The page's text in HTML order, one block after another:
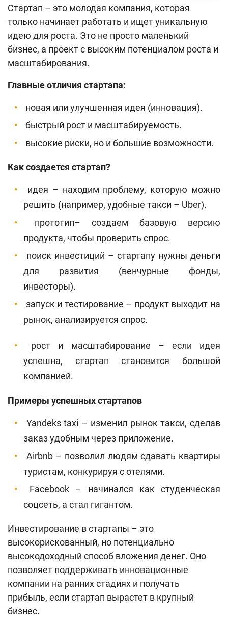
Исламское финансирование
Учебные материалы
Проекты
Интерактивные услуги
Фотогалерея
О проекте
Поиск по сайту
Карта сайта
Стартап – это молодая компания, которая
только начинает работать и ищет уникальную
идею для роста. Это не просто маленький
бизнес, а проект с высоким потенциалом роста и
масштабирования.
Главные отличия стартапа:
новая или улучшенная идея (инновация).
быстрый рост и масштабируемость.
высокие риски, но и большие возможности.
Как создается стартап?
идея – находим проблему, которую можно
решить (например, удобные такси – Uber).
прототип– создаем базовую версию
продукта, чтобы проверить спрос.
поиск инвестиций – стартапу нужны деньги
для развития (венчурные фонды,
инвесторы).
запуск и тестирование – продукт выходит на
рынок, анализируется спрос.
рост и масштабирование – если идея
успешна, стартап становится большой
компанией.
Примеры успешных стартапов
Yandeks taxi – изменил рынок такси, сделав
заказ удобным через приложение.
Airbnb – позволил людям сдавать квартиры
туристам, конкурируя с отелями.
Facebook – начинался как студенческая
соцсеть, а стал гигантом.
Инвестирование в стартапы – это
высокорискованный, но потенциально
высокодоходный способ вложения денег. Оно
позволяет поддерживать инновационные
компании на ранних стадиях и получать
прибыль, если стартап вырастет в крупный
бизнес.